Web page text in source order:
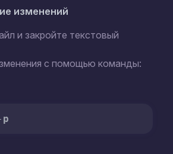
изменений
и закройте текстовый
с помощью команды:
p